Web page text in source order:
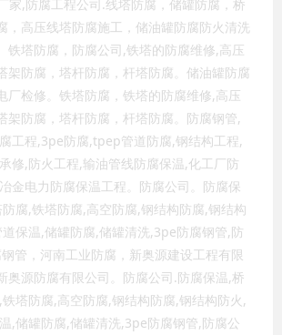
家,防腐工程公司.线塔防腐，储罐防腐，桥
，高压线塔防腐施工，储油罐防腐防火清洗
铁塔防腐，防腐公司,铁塔的防腐维修,高压
架防腐，塔杆防腐，杆塔防腐。储油罐防腐
厂检修。铁塔防腐，铁塔的防腐维修,高压
架防腐，塔杆防腐，杆塔防腐。防腐钢管,
工程,3pe防腐,tpep管道防腐,钢结构工程,
修,防火工程,输油管线防腐保温,化工厂防
金电力防腐保温工程。防腐公司。防腐保
腐,铁塔防腐,高空防腐,钢结构防腐,钢结构
保温,储罐防腐,储罐清洗,3pe防腐钢管,防
管，河南工业防腐，新奥源建设工程有限
奥源防腐有限公司。防腐公司.防腐保温,桥
塔防腐,高空防腐,钢结构防腐,钢结构防火,
,储罐防腐,储罐清洗,3pe防腐钢管,防腐公